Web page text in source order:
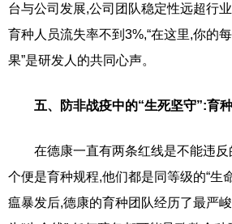
台与公司发展,公司团队稳定性远超行
育种人员流失率不到3%,“在这里,你的
果”是研发人的共同心声。
五、防非战疫中的“生死坚守”:育
在德康一直有两条红线是不能违反
个便是育种规程,他们都是同等级的“生
瘟暴发后,德康的育种团队经历了最严